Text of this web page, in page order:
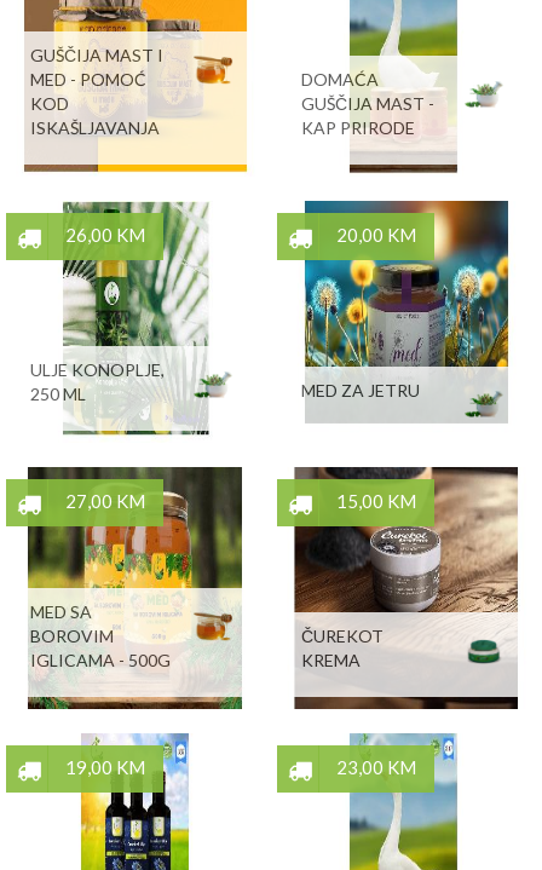
GUŠČIJA MAST I
MED - POMOĆ
KOD
ISKAŠLJAVANJA
DOMAĆA
GUŠČIJA MAST -
KAP PRIRODE
26,00 KM
ULJE KONOPLJE,
250 ML
20,00 KM
MED ZA JETRU
27,00 KM
MED SA
BOROVIM
IGLICAMA - 500G
15,00 KM
ČUREKOT
KREMA
19,00 KM 23,00 KM